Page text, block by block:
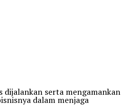
dijalankan serta mengamankan
dalam menjaga